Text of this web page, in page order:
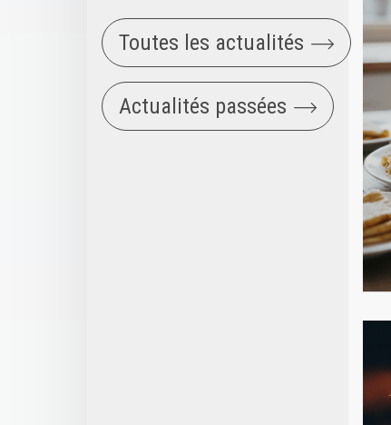
Toutes les actualités
Actualités passées